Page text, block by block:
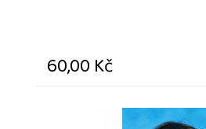
60,00 Kč